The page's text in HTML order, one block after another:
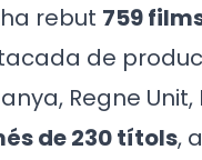
ha rebut 759
de
Regne
de 230 títols,